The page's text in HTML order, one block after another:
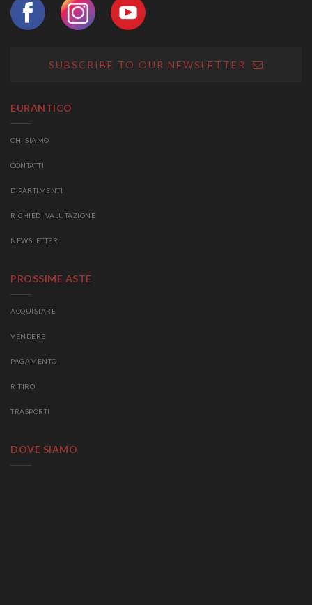
SUBSCRIBE TO OUR NEWSLETTER
EURANTICO
CHI SIAMO
CONTATTI
DIPARTIMENTI
RICHIEDI VALUTAZIONE
NEWSLETTER
PROSSIME ASTE
ACQUISTARE
VENDERE
PAGAMENTO
RITIRO
TRASPORTI
DOVE SIAMO